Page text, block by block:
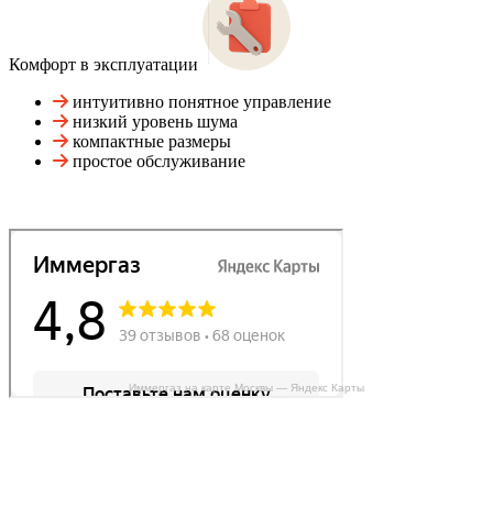
Комфорт в эксплуатации
интуитивно понятное управление
низкий уровень шума
компактные размеры
простое обслуживание
Иммергаз на карте Москвы — Яндекс Карты